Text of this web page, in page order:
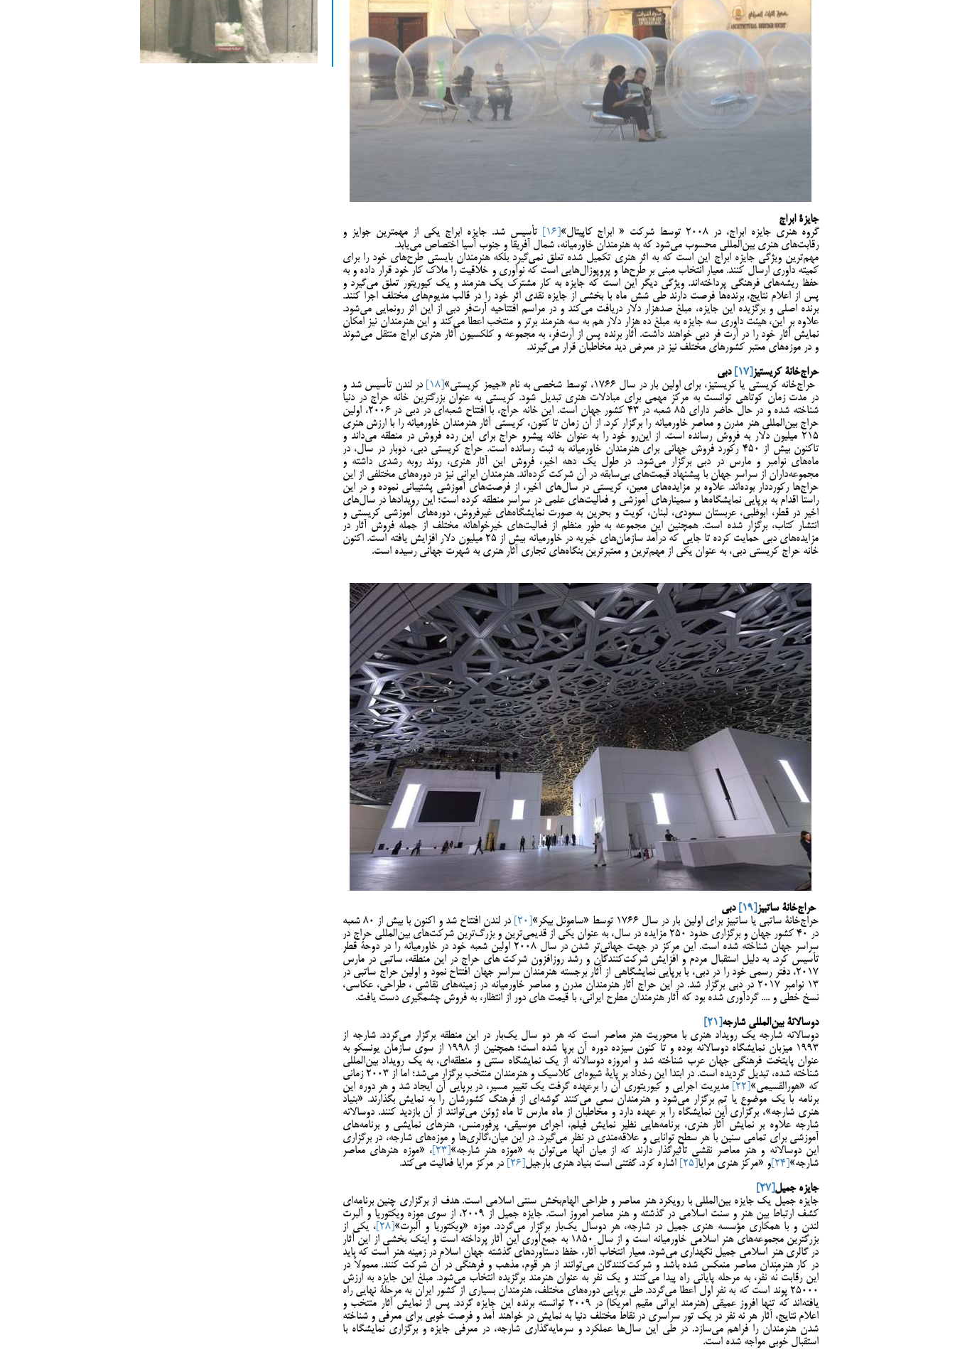
جایزۀ ابراج
گروه هنری جایزه ابراج، در 2008 توسط شرکت « ابراج کاپیتال»
[16]
تأسیس شد. جایزه ابراج یکی از مهمترین جوایز و
رقابت‌های هنری بین‌المللی محسوب می‌شود که به هنرمندان خاورمیانه، شمال آفریقا و جنوب آسیا اختصاص می‌یابد.
مهم‌ترین ویژگی جایزه ابراج این است که به اثر هنری تکمیل شده تعلق نمی‌گیرد بلکه هنرمندان بایستی طرح‌های خود را برای
کمیته داوری ارسال کنند. معیار انتخاب مبنی بر طرح‌ها و پروپوزال‌هایی است که نوآوری و خلاقیت را ملاک کار خود قرار داده و به
حفظ ریشه‌های فرهنگی پرداخته‌اند. ویژگی دیگر این است که جایزه به کار مشترک یک هنرمند و یک کیوریتور تعلق می‌گیرد و
پس از اعلام نتایج، برنده‌ها فرصت دارند طی شش ماه با بخشی از جایزه نقدی اثر خود را در قالب‌ مدیوم‌های مختلف اجرا کنند.
برنده اصلی و برگزیده این جایزه، مبلغ صدهزار دلار دریافت می‌کند و در مراسم افتتاحیه آرت‌فر دبی از این اثر رونمایی می‌شود.
علاوه بر این، هیئت داوری سه جایزه به مبلغ ده هزار دلار هم به سه هنرمند برتر و منتخب اعطا می‌کند و این هنرمندان نیز امکان
نمایش آثار خود را در آرت فر دبی خواهند داشت. آثار برنده پس از آرت‌فر، به مجموعه و کلکسیون آثار هنری ابراج منتقل می‌شوند
و در موزه‌های معتبر کشورهای مختلف نیز در معرض دید مخاطبان قرار می‌گیرند.
حراج‌خانۀ کریستیز [17]
دبی
حراج‌خانه کریستی یا کریستیز، برای اولین بار در سال 1766، توسط شخصی به نام «جیمز کریستی»
در لندن تأسیس شد و
در مدت زمان کوتاهی توانست به مرکز مهمی برای مبادلات هنری تبدیل شود. کریستی به عنوان بزرگترین خانه حراج در دنیا
شناخته شده و در حال حاضر دارای 85 شعبه در 43 کشور جهان است. این خانه حراج، با افتتاح شعبه‌ای در دبی در 2006، اولین
حراج بین‌المللی هنر مدرن و معاصر خاورمیانه را برگزار کرد. از آن زمان تا کنون، کریستی آثار هنرمندان خاورمیانه را با ارزش هنری
215 میلیون دلار به فروش رسانده است. از این‌رو خود را به عنوان خانه پیشرو حراج برای این رده فروش در منطقه می‌داند و
تاکنون بیش از 450 رکورد فروش جهانی برای هنرمندان خاورمیانه به ثبت رسانده است. حراج کریستی دبی، دوبار در سال، در
ماه‌های نوامبر و مارس در دبی برگزار می‌شود. در طول یک دهه اخیر، فروش این آثار هنری، روند روبه رشدی داشته و
مجموعه‌داران از سراسر جهان با پیشنهاد قیمت‌های بی‌سابقه در آن شرکت کرده‌اند. هنرمندان ایرانی نیز در دوره‌های مختلفی از این
حراج‌ها رکورددار بوده‌اند. علاوه بر مزایده‌های معین، کریستی در سال‌های اخیر، از فرصت‌های آموزشی پشتیبانی‌ نموده و در این
راستا اقدام به برپایی نمایشگاه‌ها و سمینارهای آموزشی و فعالیت‌های علمی در سراسر منطقه کرده است؛ این رویدادها در سال‌های
اخیر در قطر، ابوظبی، عربستان سعودی، لبنان، کویت و بحرین به صورت نمایشگاه‌های غیرفروش، دوره‌های آموزشی کریستی و
انتشار کتاب، برگزار شده است. همچنین این مجموعه به طور منظم از فعالیت‌های خیرخواهانه مختلف از جمله فروش آثار در
مزایده‌های دبی حمایت کرده تا جایی که درآمد سازمان‌های خیریه در خاورمیانه بیش از 25 میلیون دلار افزایش یافته است. اکنون
خانه حراج کریستی دبی، به عنوان یکی از مهم‌ترین و معتبرترین بنگاه‌های تجاری آثار هنری به شهرت جهانی رسیده است.
حراج‌خانۀ ساتبیز [19]
دبی
حراج‌خانۀ ساتبی یا ساتبیز برای اولین بار در سال 1766 توسط «ساموئل بیکر»
در لندن افتتاح شد و اکنون با بیش از 80 شعبه
در 40 کشور جهان و برگزاری حدود 250 مزایده در سال، به عنوان یکی از قدیمی‌ترین و بزرگ‌ترین شرکت‌های بین‌المللی حراج در
سراسر جهان شناخته شده است. این مرکز در جهت جهانی‌تر شدن در سال 2008 اولین شعبه خود در خاورمیانه را در دوحۀ قطر
تأسیس کرد. به دلیل استقبال مردم و افزایش شرکت‌کنندگان و رشد روزافزون شرکت های حراج در این منطقه، ساتبی در مارس
2017، دفتر رسمی خود را در دبی، با برپایی نمایشگاهی از آثار برجسته هنرمندان سراسر جهان افتتاح نمود و اولین حراج ساتبی در
13 نوامبر 2017 در دبی برگزار شد. در این حراج آثار هنرمندان مدرن و معاصر خاورمیانه در زمینه‌های نقاشی ، طراحی، عکاسی،
نسخ خطی و .... گردآوری شده بود که آثار هنرمندان مطرح ایرانی، با قیمت های دور از انتظار، به فروش چشمگیری دست یافت.
دوسالانۀ بین‌المللی شارجه[21]
دوسالانه شارجه یک رویداد هنری با محوریت هنر معاصر است که هر دو سال یک‌بار در این منطقه برگزار می‌گردد. شارجه از
1993 میزبان نمایشگاه دوسالانه بوده و تا کنون سیزده دوره آن برپا شده است؛ همچنین از 1998 از سوی سازمان یونسکو به
عنوان پایتخت فرهنگی جهان عرب شناخته شد و امروزه دوسالانه از یک نمایشگاه سنتی و منطقه‌ای، به یک رویداد بین‌المللی
شناخته شده، تبدیل گردیده است. در ابتدا این رخداد بر پایۀ شیوه‌ای کلاسیک و هنرمندان منتخب برگزار می‌شد؛ اما از 2003 زمانی
که «هور‌القسیمی»
مدیریت اجرایی و کیوریتوری آن را برعهده گرفت یک تغییر مسیر، در برپایی آن ایجاد شد و هر دوره این
برنامه با یک موضوع یا تِم برگزار می‌شود و هنرمندان سعی می‌کنند گوشه‌ای از فرهنگ کشورشان را به نمایش بگذارند. «بنیاد
هنری شارجه»، برگزاری این نمایشگاه را بر عهده دارد و مخاطبان از ماه مارس تا ماه ژوئن می‌توانند از آن بازدید کنند. دوسالانه
شارجه علاوه بر نمایش آثار هنری، برنامه‌هایی نظیر نمایش فیلم، اجرای موسیقی، پرفورمنس، هنرهای نمایشی و برنامه‌های
آموزشی برای تمامی سنین با هر سطح توانایی و علاقه‌مندی در نظر می‌گیرد. در این میان،گالری‌ها و موزه‌های شارجه، در برگزاری
این دوسالانه و هنر معاصر نقشی تأثیرگذار دارند که از میان آنها می‌توان به «موزه‌ هنر شارجه» [23]
، «موزه هنرهای معاصر
شارجه»
و «مرکز هنری مرایا اشاره کرد. گفتنی است بنیاد هنری بارجیل
در مرکز مرایا فعالیت می‌کند.
جایزه جمیل[27]
جایزه جمیل یک جایزه بین‌المللی با رویکرد هنر معاصر و طراحی الهام‌بخش سنتی اسلامی است. هدف از برگزاری چنین برنامه‌ای
کشف ارتباط بین هنر و سنت اسلامی در گذشته و هنر معاصر امروز است. جایزه جمیل از 2009، از سوی موزه ویکتوریا و آلبرت
لندن و با همکاری مؤسسه هنری جمیل در شارجه، هر دوسال یک‌بار برگزار می‌گردد. موزه «ویکتوریا و آلبرت»
، یکی از
بزرگترین مجموعه‌های هنر اسلامی خاورمیانه است و از سال 1850 به جمع‌آوری این آثار پرداخته است و اینک بخشی از این آثار
در گالری هنر اسلامی جمیل نگهداری می‌شود. معیار انتخاب آثار، حفظ دستاوردهای گذشته جهان اسلام در زمینه هنر است که باید
در کار هنرمندان معاصر منعکس شده باشد و شرکت‌کنندگان می‌توانند از هر قوم، مذهب و فرهنگی در آن شرکت کنند. معمولاً در
این رقابت نُه نفر، به مرحله پایانی راه پیدا می‌کنند و یک نفر به عنوان هنرمند برگزیده انتخاب می‌شود. مبلغ این جایزه به ارزش
25000 پوند است که به نفر اول اعطا می‌گردد. طی برپایی دوره‌های مختلف، هنرمندان بسیاری از کشور ایران به مرحلۀ نهایی راه
یافته‌اند که تنها افروز عمیقی (هنرمند ایرانی مقیم امریکا) در 2009 توانسته برنده این جایزه گردد. پس از نمایش آثار منتخب و
اعلام نتایج، آثار هر نه نفر در یک تور سراسری در نقاط مختلف دنیا به نمایش در خواهند آمد و فرصت خوبی برای معرفی و شناخته
شدن هنرمندان را فراهم می‌سازد. در طی این سال‌ها عملکرد و سرما‌یه‌گذاری شارجه، در معرفی جایزه و برگزاری نمایشگاه با
استقبال خوبی مواجه شده است.